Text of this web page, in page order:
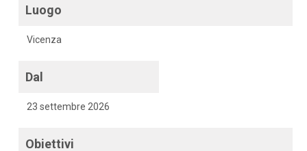
Luogo
Vicenza
Dal
23 settembre 2026
Obiettivi